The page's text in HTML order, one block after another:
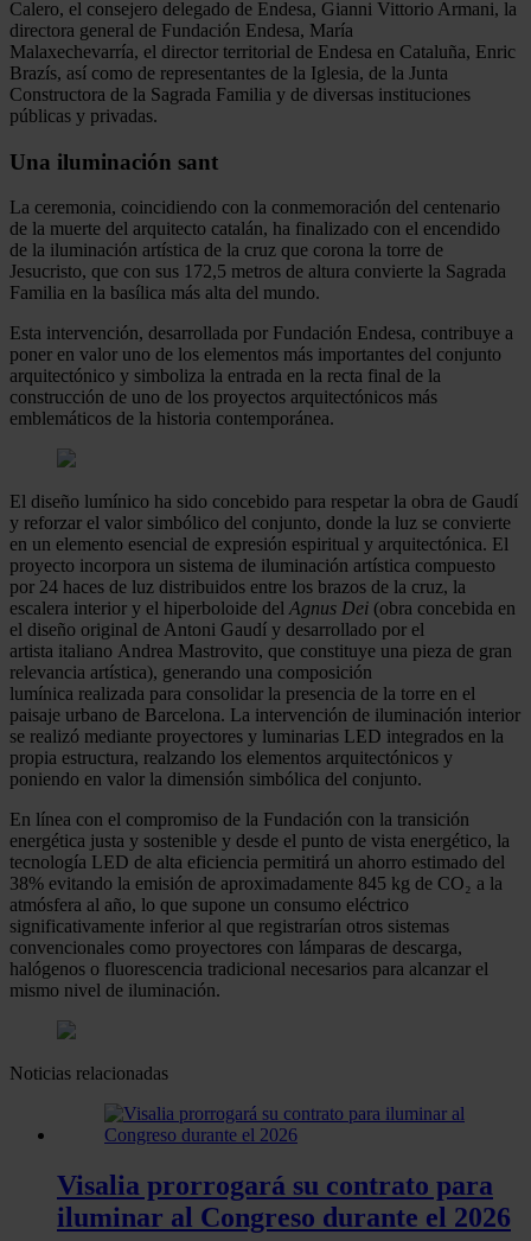
Calero, el consejero delegado de Endesa, Gianni Vittorio Armani, la
directora general de Fundación Endesa, María
Malaxechevarría, el director territorial de Endesa en Cataluña, Enric
Brazís, así como de representantes de la Iglesia, de la Junta
Constructora de la Sagrada Familia y de diversas instituciones
públicas y privadas.
Una iluminación sant
La ceremonia, coincidiendo con la conmemoración del centenario
de la muerte del arquitecto catalán, ha finalizado con el encendido
de la iluminación artística de la cruz que corona la torre de
Jesucristo, que con sus 172,5 metros de altura convierte la Sagrada
Familia en la basílica más alta del mundo.
Esta intervención, desarrollada por Fundación Endesa, contribuye a
poner en valor uno de los elementos más importantes del conjunto
arquitectónico y simboliza la entrada en la recta final de la
construcción de uno de los proyectos arquitectónicos más
emblemáticos de la historia contemporánea.
El diseño lumínico ha sido concebido para respetar la obra de Gaudí
y reforzar el valor simbólico del conjunto, donde la luz se convierte
en un elemento esencial de expresión espiritual y arquitectónica. El
proyecto incorpora un sistema de iluminación artística compuesto
por 24 haces de luz distribuidos entre los brazos de la cruz, la
escalera interior y el hiperboloide del Agnus Dei (obra concebida en
el diseño original de Antoni Gaudí y desarrollado por el
artista italiano Andrea Mastrovito, que constituye una pieza de gran
relevancia artística), generando una composición
lumínica realizada para consolidar la presencia de la torre en el
paisaje urbano de Barcelona. La intervención de iluminación interior
se realizó mediante proyectores y luminarias LED integrados en la
propia estructura, realzando los elementos arquitectónicos y
poniendo en valor la dimensión simbólica del conjunto.
En línea con el compromiso de la Fundación con la transición
energética justa y sostenible y desde el punto de vista energético, la
tecnología LED de alta eficiencia permitirá un ahorro estimado del
38% evitando la emisión de aproximadamente 845 kg de CO₂ a la
atmósfera al año, lo que supone un consumo eléctrico
significativamente inferior al que registrarían otros sistemas
convencionales como proyectores con lámparas de descarga,
halógenos o fluorescencia tradicional necesarios para alcanzar el
mismo nivel de iluminación.
Noticias relacionadas
Visalia prorrogará su contrato para
iluminar al Congreso durante el 2026